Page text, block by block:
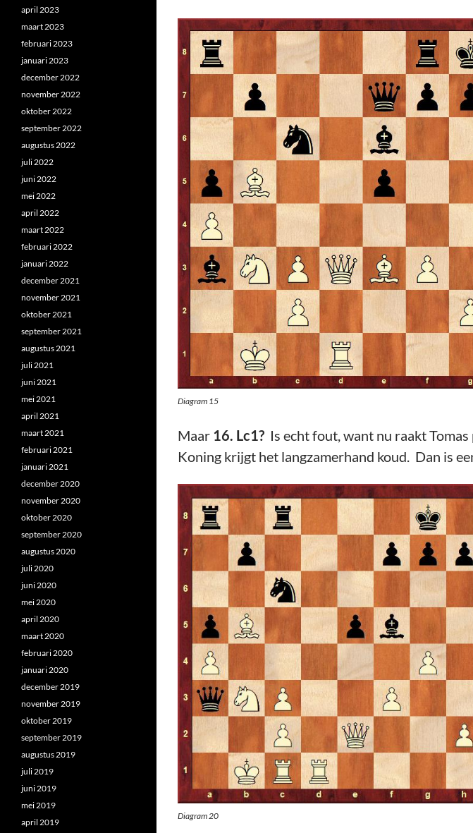
Diagram 15
Maar 16. Lc1? Is echt fout, want nu raakt
Koning krijgt het langzamerhand koud. Dan is
Diagram 20
april 2023
maart 2023
februari 2023
januari 2023
december 2022
november 2022
oktober 2022
september 2022
augustus 2022
juli 2022
juni 2022
mei 2022
april 2022
maart 2022
februari 2022
januari 2022
december 2021
november 2021
oktober 2021
september 2021
augustus 2021
juli 2021
juni 2021
mei 2021
april 2021
maart 2021
februari 2021
januari 2021
december 2020
november 2020
oktober 2020
september 2020
augustus 2020
juli 2020
juni 2020
mei 2020
april 2020
maart 2020
februari 2020
januari 2020
december 2019
november 2019
oktober 2019
september 2019
augustus 2019
juli 2019
juni 2019
mei 2019
april 2019